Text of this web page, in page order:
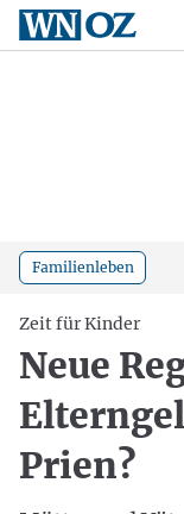
Familienleben
Zeit für Kinder
Neue
Prien?